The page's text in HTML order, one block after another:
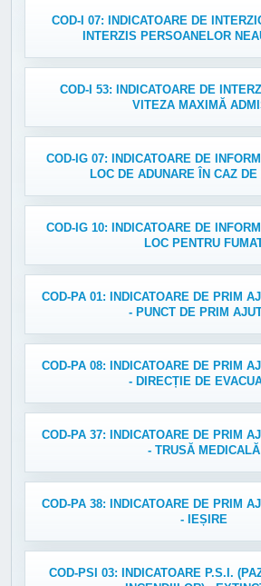
COD-I 07: INDICATOARE DE
INTERZIS PERSOANELOR
COD-I 53: INDICATOARE DE
VITEZA MAXIMĂ
COD-IG 07: INDICATOARE DE
LOC DE ADUNARE ÎN CAZ DE
COD-IG 10: INDICATOARE DE
LOC PENTRU
COD-PA 01: INDICATOARE DE PRIM
- PUNCT DE PRIM
COD-PA 08: INDICATOARE DE PRIM
- DIRECȚIE DE
COD-PA 37: INDICATOARE DE PRIM
- TRUSĂ MEDICALĂ
COD-PA 38: INDICATOARE DE PRIM
- IEȘIRE
COD-PSI 03: INDICATOARE P.S.I.